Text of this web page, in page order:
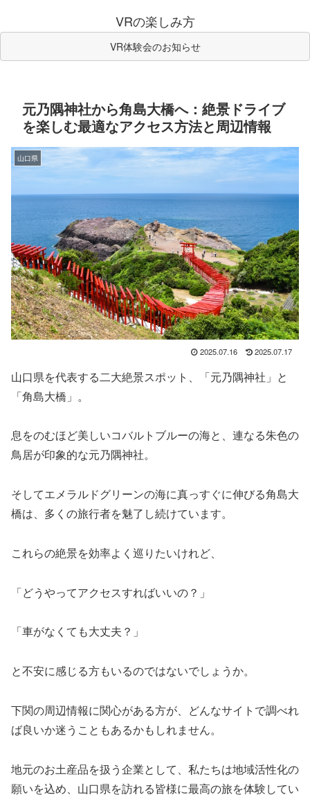
VRの楽しみ方
VR体験会のお知らせ
元乃隅神社から角島大橋へ：絶景ドライブ
を楽しむ最適なアクセス方法と周辺情報
山口県
2025.07.16 2025.07.17
山口県を代表する二大絶景スポット、「元乃隅神社」と
「角島大橋」。
息をのむほど美しいコバルトブルーの海と、連なる朱色の
鳥居が印象的な元乃隅神社。
そしてエメラルドグリーンの海に真っすぐに伸びる角島大
橋は、多くの旅行者を魅了し続けています。
これらの絶景を効率よく巡りたいけれど、
「どうやってアクセスすればいいの？」
「車がなくても大丈夫？」
と不安に感じる方もいるのではないでしょうか。
下関の周辺情報に関心がある方が、どんなサイトで調べれ
ば良いか迷うこともあるかもしれません。
地元のお土産品を扱う企業として、私たちは地域活性化の
願いを込め、山口県を訪れる皆様に最高の旅を体験してい